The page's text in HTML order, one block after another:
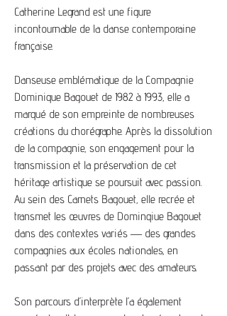
Catherine Legrand est une figure
incontournable de la danse contemporaine
française.
Danseuse emblématique de la Compagnie
Dominique Bagouet de 1982 à 1993, elle a
marqué de son empreinte de nombreuses
créations du chorégraphe. Après la dissolution
de la compagnie, son engagement pour la
transmission et la préservation de cet
héritage artistique se poursuit avec passion.
Au sein des Carnets Bagouet, elle recrée et
transmet les œuvres de Dominqiue Bagouet
dans des contextes variés — des grandes
compagnies aux écoles nationales, en
passant par des projets avec des amateurs.
Son parcours d’interprète l’a également